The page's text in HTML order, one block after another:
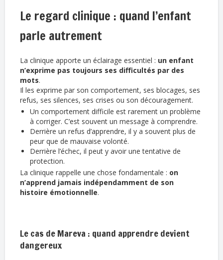
Le regard clinique : quand l’enfant
parle autrement
La clinique apporte un éclairage essentiel : un enfant
n’exprime pas toujours ses difficultés par des
mots.
Il les exprime par son comportement, ses blocages, ses
refus, ses silences, ses crises ou son découragement.
Un comportement difficile est rarement un problème
à corriger. C’est souvent un message à comprendre.
Derrière un refus d’apprendre, il y a souvent plus de
peur que de mauvaise volonté.
Derrière l’échec, il peut y avoir une tentative de
protection.
La clinique rappelle une chose fondamentale : on
n’apprend jamais indépendamment de son
histoire émotionnelle.
Le cas de Mareva : quand apprendre devient
dangereux